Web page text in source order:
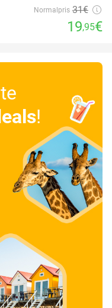
Normalpris 31€
19,95€
!